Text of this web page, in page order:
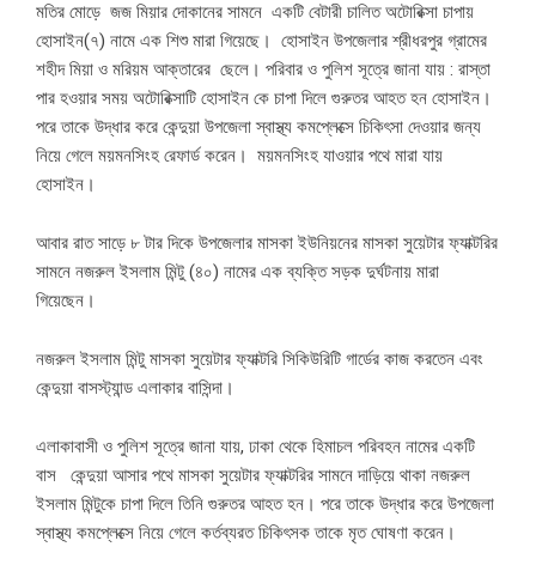
মতির মোড়ে জজ মিয়ার দোকানের সামনে একটি বেটারী চালিত অটোরিক্সা চাপায়
হোসাইন(৭) নামে এক শিশু মারা গিয়েছে। হোসাইন উপজেলার শ্রীধরপুর গ্রামের
শহীদ মিয়া ও মরিয়ম আক্তারের ছেলে। পরিবার ও পুলিশ সূত্রে জানা যায় : রাস্তা
পার হওয়ার সময় অটোরিক্সাটি হোসাইন কে চাপা দিলে গুরুতর আহত হন হোসাইন।
পরে তাকে উদ্ধার করে কেন্দুয়া উপজেলা স্বাস্থ্য কমপ্লেক্সে চিকিৎসা দেওয়ার জন্য
নিয়ে গেলে ময়মনসিংহ রেফার্ড করেন। ময়মনসিংহ যাওয়ার পথে মারা যায়
হোসাইন।
আবার রাত সাড়ে ৮ টার দিকে উপজেলার মাসকা ইউনিয়নের মাসকা সুয়েটার ফ্যাক্টরির
সামনে নজরুল ইসলাম মিন্টু (৪০) নামের এক ব্যক্তি সড়ক দুর্ঘটনায় মারা
গিয়েছেন।
নজরুল ইসলাম মিন্টু মাসকা সুয়েটার ফ্যাক্টরি সিকিউরিটি গার্ডের কাজ করতেন এবং
কেন্দুয়া বাসস্ট্যান্ড এলাকার বাসিন্দা।
এলাকাবাসী ও পুলিশ সূত্রে জানা যায়, ঢাকা থেকে হিমাচল পরিবহন নামের একটি
বাস কেন্দুয়া আসার পথে মাসকা সুয়েটার ফ্যাক্টরির সামনে দাড়িয়ে থাকা নজরুল
ইসলাম মিন্টুকে চাপা দিলে তিনি গুরুতর আহত হন। পরে তাকে উদ্ধার করে উপজেলা
স্বাস্থ্য কমপ্লেক্সে নিয়ে গেলে কর্তব্যরত চিকিৎসক তাকে মৃত ঘোষণা করেন।